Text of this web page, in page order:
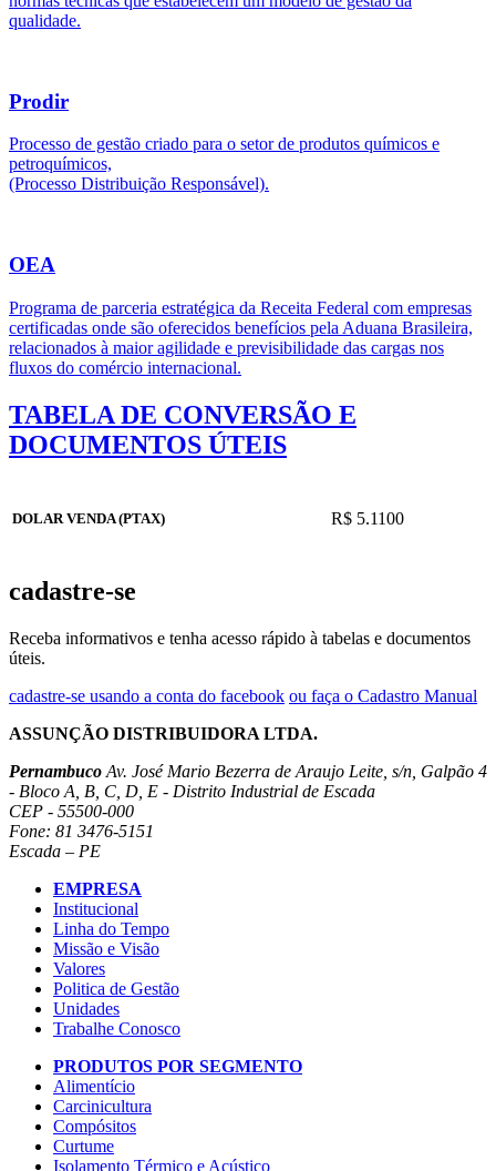
qualidade.
Prodir
Processo de gestão criado para o setor de produtos químicos e
petroquímicos,
(Processo Distribuição Responsável).
OEA
Programa de parceria estratégica da Receita Federal com empresas
certificadas onde são oferecidos benefícios pela Aduana Brasileira,
relacionados à maior agilidade e previsibilidade das cargas nos
fluxos do comércio internacional.
TABELA DE CONVERSÃO E
DOCUMENTOS ÚTEIS
DOLAR VENDA (PTAX) R$ 5.1100
cadastre-se
Receba informativos e tenha acesso rápido à tabelas e documentos
úteis.
cadastre-se usando a conta do facebook ou faça o Cadastro Manual
ASSUNÇÃO DISTRIBUIDORA LTDA.
Pernambuco Av. José Mario Bezerra de Araujo Leite, s/n, Galpão 4
- Bloco A, B, C, D, E - Distrito Industrial de Escada
CEP - 55500-000
Fone: 81 3476-5151
Escada – PE
EMPRESA
Institucional
Linha do Tempo
Missão e Visão
Valores
Politica de Gestão
Unidades
Trabalhe Conosco
PRODUTOS POR SEGMENTO
Alimentício
Carcinicultura
Compósitos
Curtume
Isolamento Térmico e Acústico